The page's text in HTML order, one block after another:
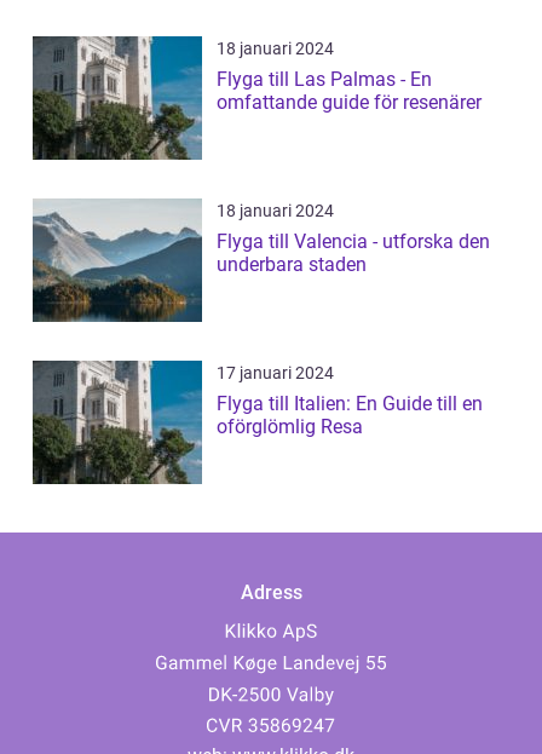
18 januari 2024
Flyga till Las Palmas - En
omfattande guide för resenärer
18 januari 2024
Flyga till Valencia - utforska den
underbara staden
17 januari 2024
Flyga till Italien: En Guide till en
oförglömlig Resa
Adress